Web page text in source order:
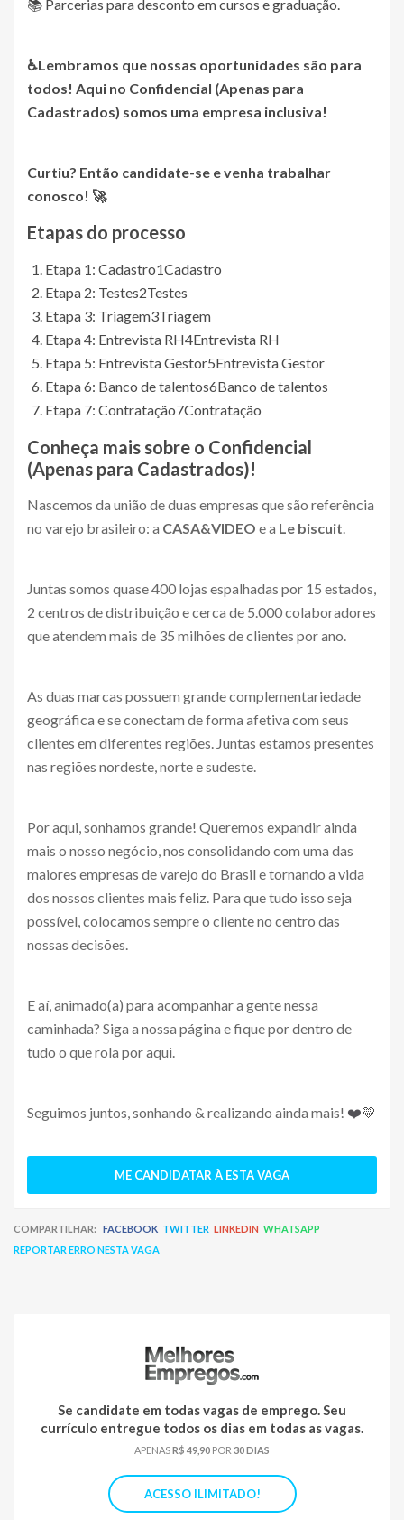
📚 Parcerias para desconto em cursos e graduação.
♿Lembramos que nossas oportunidades são para
todos! Aqui no Confidencial (Apenas para
Cadastrados) somos uma empresa inclusiva!
Curtiu? Então candidate-se e venha trabalhar
conosco! 🚀
Etapas do processo
Etapa 1: Cadastro1Cadastro
Etapa 2: Testes2Testes
Etapa 3: Triagem3Triagem
Etapa 4: Entrevista RH4Entrevista RH
Etapa 5: Entrevista Gestor5Entrevista Gestor
Etapa 6: Banco de talentos6Banco de talentos
Etapa 7: Contratação7Contratação
Conheça mais sobre o Confidencial
(Apenas para Cadastrados)!
Nascemos da união de duas empresas que são referência
no varejo brasileiro: a CASA&VIDEO e a Le biscuit.
Juntas somos quase 400 lojas espalhadas por 15 estados,
2 centros de distribuição e cerca de 5.000 colaboradores
que atendem mais de 35 milhões de clientes por ano.
As duas marcas possuem grande complementariedade
geográfica e se conectam de forma afetiva com seus
clientes em diferentes regiões. Juntas estamos presentes
nas regiões nordeste, norte e sudeste.
Por aqui, sonhamos grande! Queremos expandir ainda
mais o nosso negócio, nos consolidando com uma das
maiores empresas de varejo do Brasil e tornando a vida
dos nossos clientes mais feliz. Para que tudo isso seja
possível, colocamos sempre o cliente no centro das
nossas decisões.
E aí, animado(a) para acompanhar a gente nessa
caminhada? Siga a nossa página e fique por dentro de
tudo o que rola por aqui.
Seguimos juntos, sonhando & realizando ainda mais! ❤️💛
ME CANDIDATAR À ESTA VAGA
COMPARTILHAR: FACEBOOK TWITTER LINKEDIN WHATSAPP
REPORTAR ERRO NESTA VAGA
Se candidate em todas vagas de emprego. Seu
currículo entregue todos os dias em todas as vagas.
APENASR$ 49,90 POR 30 DIAS
ACESSO ILIMITADO!